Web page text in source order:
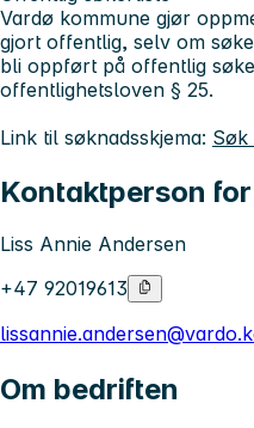
Vardø kommune gjør
gjort offentlig, selv om
bli oppført på offentlig
offentlighetsloven § 25.
Link til søknadsskjema: Søk
Kontaktperson
Liss Annie Andersen
+47 92019613
Om bedriften